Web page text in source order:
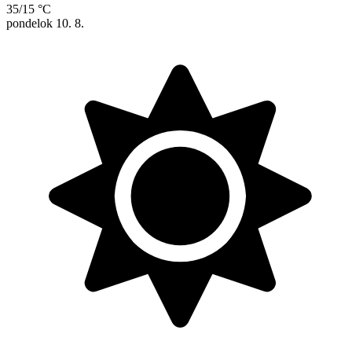
35/15 °C
pondelok 10. 8.